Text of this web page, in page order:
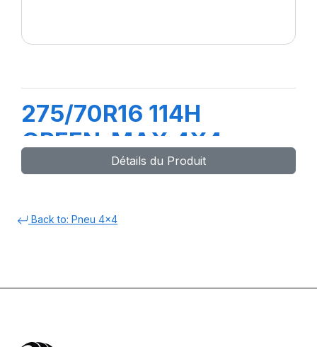
275/70R16 114H
GREEN-MAX 4X4
Détails du Produit
Back to: Pneu 4x4